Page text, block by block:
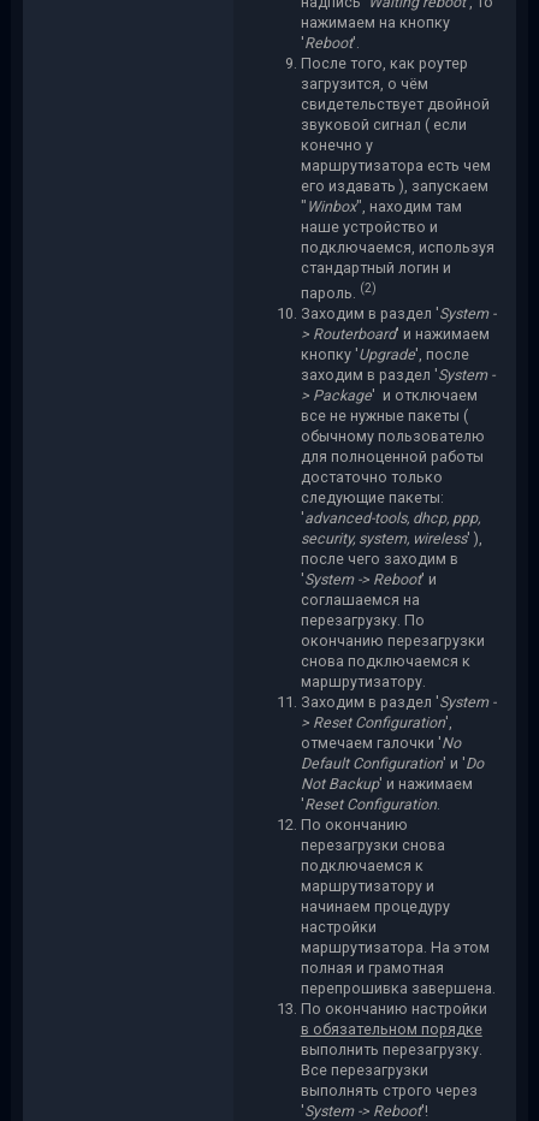
нажимаем на кнопку
'Reboot'.
После того, как роутер
загрузится, о чём
свидетельствует двойной
звуковой сигнал ( если
конечно у
маршрутизатора есть чем
его издавать ), запускаем
" Winbox", находим там
наше устройство и
подключаемся, используя
стандартный логин и
пароль.
(2)
Заходим в раздел 'System -
> Routerboard' и нажимаем
кнопку 'Upgrade', после
заходим в раздел 'System -
> Package' и отключаем
все не нужные пакеты (
обычному пользователю
для полноценной работы
достаточно только
следующие пакеты:
'advanced-tools, dhcp, ppp,
security, system, wireless' ),
после чего заходим в
'System -> Reboot' и
соглашаемся на
перезагрузку. По
окончанию перезагрузки
снова подключаемся к
маршрутизатору.
Заходим в раздел 'System -
> Reset Configuration',
отмечаем галочки 'No
Default Configuration' и 'Do
Not Backup' и нажимаем
'Reset Configuration.
По окончанию
перезагрузки снова
подключаемся к
маршрутизатору и
начинаем процедуру
настройки
маршрутизатора. На этом
полная и грамотная
перепрошивка завершена.
По окончанию настройки
в обязательном порядке
выполнить перезагрузку.
Все перезагрузки
выполнять строго через
'System -> Reboot'!